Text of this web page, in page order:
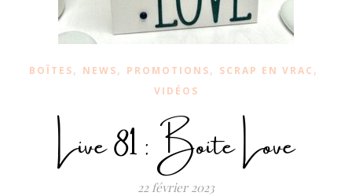
BOÎTES, NEWS, PROMOTIONS, SCRAP EN VRAC ,
VIDÉOS
Live 81 : Boite Love
22 février 2023